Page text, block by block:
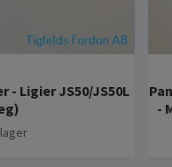
Ligier JS50/JS50L
-